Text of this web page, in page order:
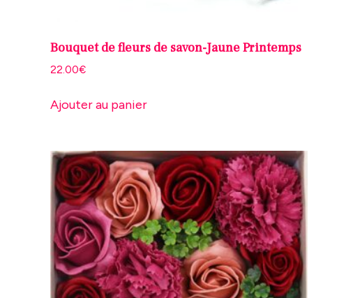
Bouquet de fleurs de savon-Jaune Printemps
22.00€
Ajouter au panier